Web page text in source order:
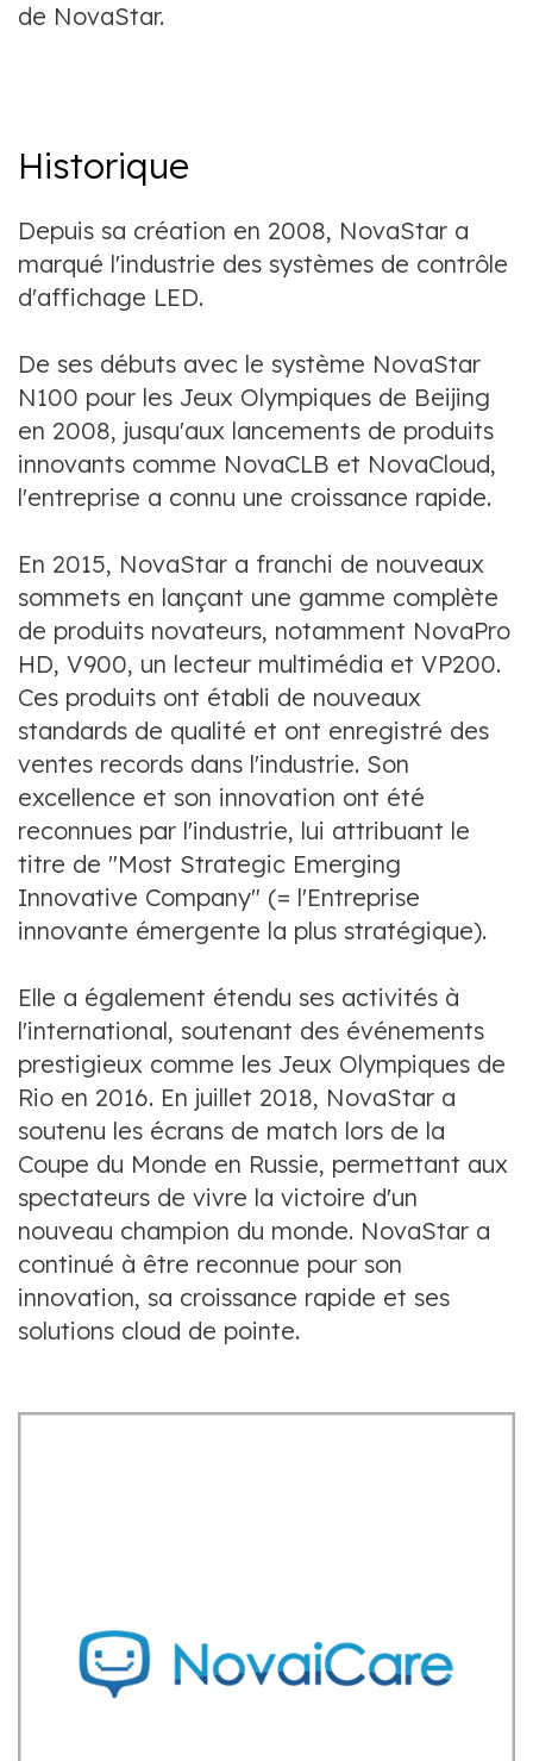
de NovaStar.
Historique
Depuis sa création en 2008, NovaStar a
marqué l'industrie des systèmes de contrôle
d'affichage LED.
De ses débuts avec le système NovaStar
N100 pour les Jeux Olympiques de Beijing
en 2008, jusqu'aux lancements de produits
innovants comme NovaCLB et NovaCloud,
l'entreprise a connu une croissance rapide.
En 2015, NovaStar a franchi de nouveaux
sommets en lançant une gamme complète
de produits novateurs, notamment NovaPro
HD, V900, un lecteur multimédia et VP200.
Ces produits ont établi de nouveaux
standards de qualité et ont enregistré des
ventes records dans l'industrie. Son
excellence et son innovation ont été
reconnues par l'industrie, lui attribuant le
titre de "Most Strategic Emerging
Innovative Company" (= l'Entreprise
innovante émergente la plus stratégique).
Elle a également étendu ses activités à
l'international, soutenant des événements
prestigieux comme les Jeux Olympiques de
Rio en 2016. En juillet 2018, NovaStar a
soutenu les écrans de match lors de la
Coupe du Monde en Russie, permettant aux
spectateurs de vivre la victoire d'un
nouveau champion du monde. NovaStar a
continué à être reconnue pour son
innovation, sa croissance rapide et ses
solutions cloud de pointe.